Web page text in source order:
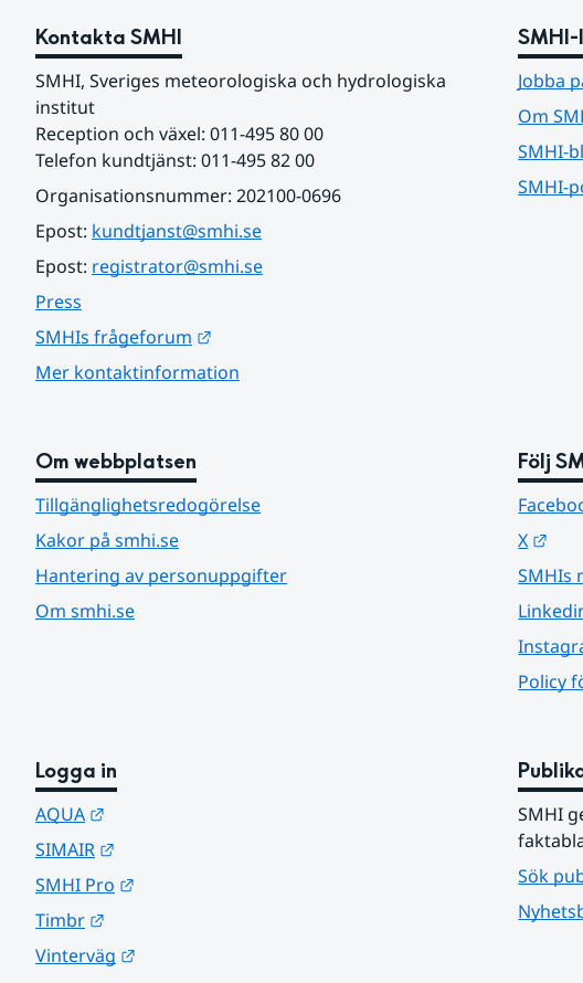
Kontakta SMHI
SMHI, Sveriges meteorologiska och hydrologiska
institut
Reception och växel: 011-495 80 00
Telefon kundtjänst: 011-495 82 00
Organisationsnummer: 202100-0696
Epost: kundtjanst@smhi.se
Epost: registrator@smhi.se
Press
SMHIs frågeforum
Mer kontaktinformation
Jobba
Om
SMHI-
SMHI-
Om webbplatsen
Tillgänglighetsredogörelse
Kakor på smhi.se
Hantering av personuppgifter
Om smhi.se
Följ
X
SMHIs
Policy
Logga in
AQUA
SIMAIR
SMHI Pro
Timbr
Vinterväg
SMHI
Sök